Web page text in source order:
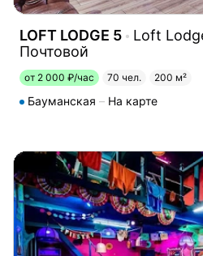
LOFT LODGE 5
Loft
Почтовой
от 2 000 ₽/час 70 чел. 200 м²
Бауманская На карте